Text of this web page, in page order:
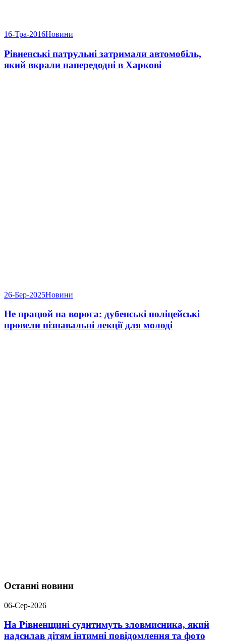
16-Тра-2016Новини
Рівненські патрульні затримали автомобіль,
який вкрали напередодні в Харкові
26-Бер-2025Новини
Не працюй на ворога: дубенські поліцейські
провели пізнавальні лекції для молоді
Останні новини
06-Сер-2026
На Рівненщині судитимуть зловмисника, який
надсилав дітям інтимні повідомлення та фото